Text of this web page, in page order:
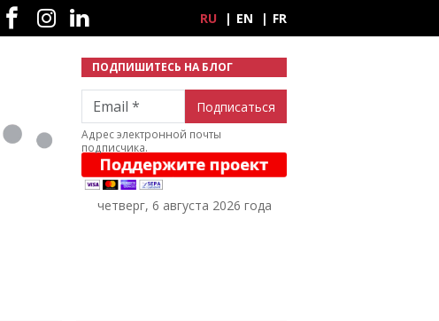
Социальные сети
RU EN FR
ПОДПИШИТЕСЬ НА БЛОГ
Email
Адрес электронной почты
подписчика.
четверг, 6 августа 2026 года